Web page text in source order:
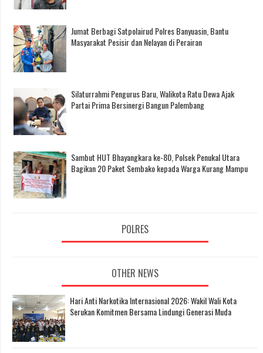
Jumat Berbagi Satpolairud Polres Banyuasin, Bantu
Masyarakat Pesisir dan Nelayan di Perairan
Silaturrahmi Pengurus Baru, Walikota Ratu Dewa Ajak
Partai Prima Bersinergi Bangun Palembang
Sambut HUT Bhayangkara ke-80, Polsek Penukal Utara
Bagikan 20 Paket Sembako kepada Warga Kurang Mampu
POLRES
OTHER NEWS
Hari Anti Narkotika Internasional 2026: Wakil Wali Kota
Serukan Komitmen Bersama Lindungi Generasi Muda